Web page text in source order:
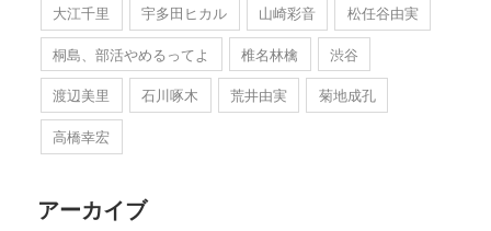
大江千里
宇多田ヒカル 山崎彩音
松任谷由実
桐島、部活やめるってよ
椎名林檎
渋谷
渡辺美里
石川啄木 荒井由実
菊地成孔
高橋幸宏
アーカイブ